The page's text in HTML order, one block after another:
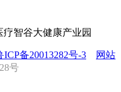
智谷大健康产业园
ICP备20013282号-3
网站
号